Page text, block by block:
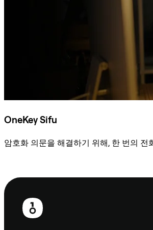
OneKey Sifu
암호화 의문을 해결하기 위해, 한 번의 전
보